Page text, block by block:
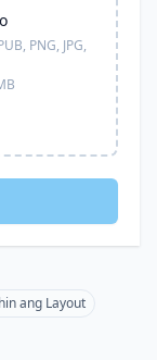
PNG, JPG,
ang Layout